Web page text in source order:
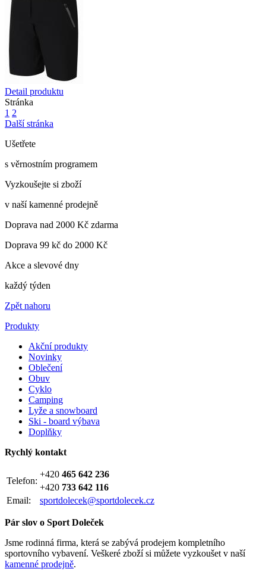
Detail produktu
Stránka
1 2
Další stránka
Ušetřete
s věrnostním programem
Vyzkoušejte si zboží
v naší kamenné prodejně
Doprava nad 2000 Kč zdarma
Doprava 99 kč do 2000 Kč
Akce a slevové dny
každý týden
Zpět nahoru
Produkty
Akční produkty
Novinky
Oblečení
Obuv
Cyklo
Camping
Lyže a snowboard
Ski - board výbava
Doplňky
Rychlý kontakt
Telefon:
+420 465 642 236
+420 733 642 116
Email:
sportdolecek@sportdolecek.cz
Pár slov o Sport Doleček
Jsme rodinná firma, která se zabývá prodejem kompletního
sportovního vybavení. Veškeré zboží si můžete vyzkoušet v naší
kamenné prodejně.